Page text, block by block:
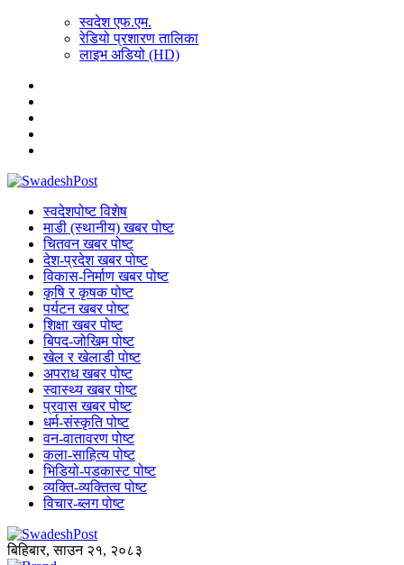
स्वदेश एफ.एम.
रेडियो प्रशारण तालिका
लाइभ अडियो (HD)
स्वदेशपोष्ट विशेष
माडी (स्थानीय) खबर पोष्ट
चितवन खबर पोष्ट
देश-प्रदेश खबर पोष्ट
विकास-निर्माण खबर पोष्ट
कृषि र कृषक पोष्ट
पर्यटन खबर पोष्ट
शिक्षा खबर पोष्ट
बिपद-जोखिम पोष्ट
खेल र खेलाडी पोष्ट
अपराध खबर पोष्ट
स्वास्थ्य खबर पोष्ट
प्रवास खबर पोष्ट
धर्म-संस्कृति पोष्ट
वन-वातावरण पोष्ट
कला-साहित्य पोष्ट
भिडियो-पडकास्ट पोष्ट
व्यक्ति-व्यक्तित्व पोष्ट
विचार-ब्लग पोष्ट
बिहिबार, साउन २१, २०८३